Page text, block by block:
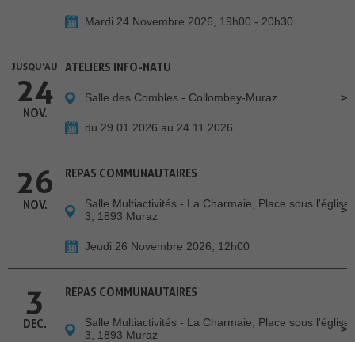
Mardi 24 Novembre 2026, 19h00 - 20h30
JUSQU'AU
24
NOV.
ATELIERS INFO-NATU
Salle des Combles - Collombey-Muraz
du 29.01.2026 au 24.11.2026
26
NOV.
REPAS COMMUNAUTAIRES
Salle Multiactivités - La Charmaie, Place sous l'église
3, 1893 Muraz
Jeudi 26 Novembre 2026, 12h00
3
DEC.
REPAS COMMUNAUTAIRES
Salle Multiactivités - La Charmaie, Place sous l'église
3, 1893 Muraz